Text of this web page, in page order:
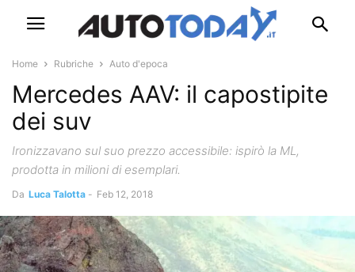
Home Rubriche Auto d'epoca
Mercedes AAV: il capostipite
dei suv
Ironizzavano sul suo prezzo accessibile: ispirò la ML,
prodotta in milioni di esemplari.
Da Luca Talotta - Feb 12, 2018